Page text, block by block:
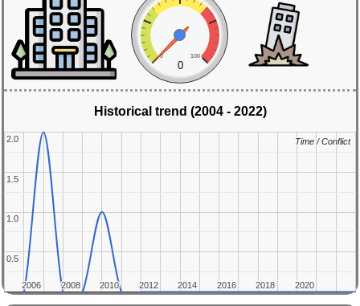
0 100
0
Historical trend (2004 - 2022)
2006
2006 2008
2008 2010
2010 2012
2012 2014
2014 2016
2016 2018
2018 2020
2020
0.5
0.5
1.0
1.0
1.5
1.5
2.0
2.0 Time / Conflict
Time / Conflict